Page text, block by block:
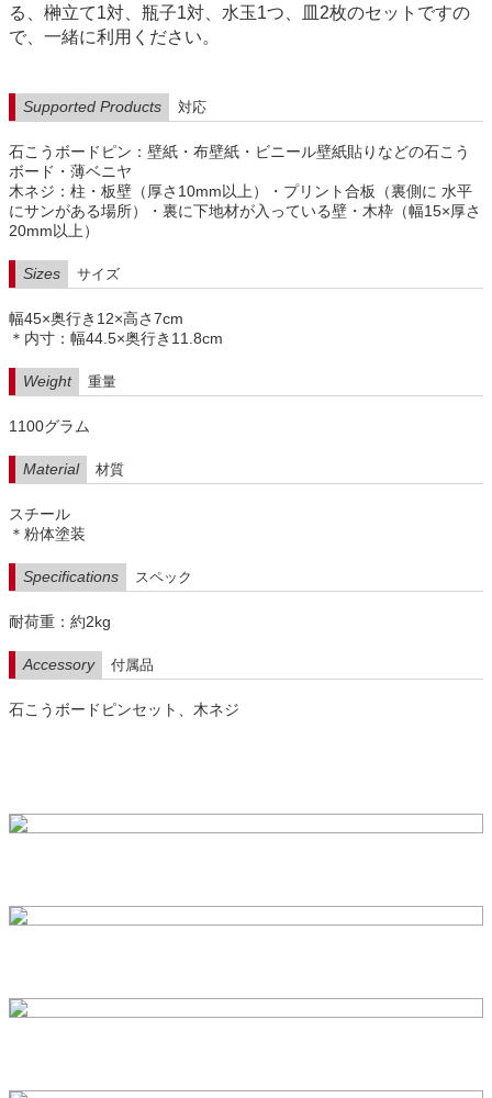
る、榊立て1対、瓶子1対、水玉1つ、皿2枚のセットですの
で、一緒に利用ください。
Supported Products 対応
石こうボードピン：壁紙・布壁紙・ビニール壁紙貼りなどの石こう
ボード・薄ベニヤ
木ネジ：柱・板壁（厚さ10mm以上）・プリント合板（裏側に 水平
にサンがある場所）・裏に下地材が入っている壁・木枠（幅15×厚さ
20mm以上）
Sizes サイズ
幅45×奥行き12×高さ7cm
＊内寸：幅44.5×奥行き11.8cm
Weight 重量
1100グラム
Material 材質
スチール
＊粉体塗装
Specifications スペック
耐荷重：約2kg
Accessory 付属品
石こうボードピンセット、木ネジ